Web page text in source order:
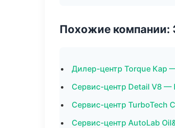
Похожие компании:
Дилер-центр Torque Кар
Сервис-центр Detail V8 —
Сервис-центр TurboTech
Сервис-центр AutoLab